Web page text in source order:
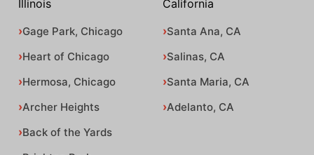
Illinois
Gage Park, Chicago
Heart of Chicago
Hermosa, Chicago
Archer Heights
Back of the Yards
California
Santa Ana, CA
Salinas, CA
Santa Maria, CA
Adelanto, CA